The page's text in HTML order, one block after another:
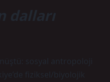
dalları
sosyal antropoloji
fiziksel/biyolojik